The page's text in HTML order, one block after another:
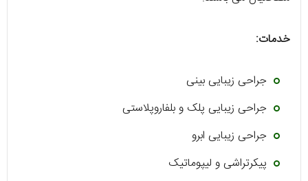
خدمات:
جراحی زيبايی بينی
جراحی زيبايی پلک و بلفاروپلاستی
جراحی زيبايی ابرو
پیکرتراشی و لیپوماتیک